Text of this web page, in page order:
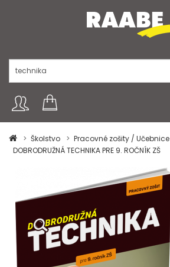
Školstvo
Pracovné zošity / Učebnice
DOBRODRUŽNÁ TECHNIKA PRE 9. ROČNÍK ZŠ